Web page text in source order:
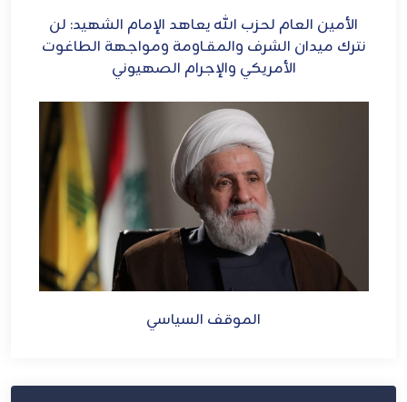
الأمين العام لحزب الله يعاهد الإمام الشهيد: لن
نترك ميدان الشرف والمقـاومة ومواجهة الطاغوت
الأمريكي والإجرام الصهيوني
الموقف السياسي